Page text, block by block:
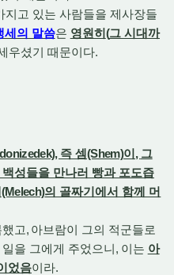
고 있는 사람들을 제사장들
세의 말씀은 영원히(그 시대까
우셨기 때문이다.
즉 셈(Shem)이, 그
성들을 만나러 빵과 포도즙
(Melech)의 골짜기에서 함께 머
고, 아브람이 그의 적군들로
을 그에게 주었으니, 이는 아
었음이라.